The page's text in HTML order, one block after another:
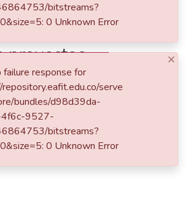
Análisis de
en la
proyectos
de Melonn : hacia la
en un entorno
dinámico
bitstreams?
0 Unknown Error
×
response for
serve
bundles/d98d39da-
9527-
bitstreams?
0 Unknown Error